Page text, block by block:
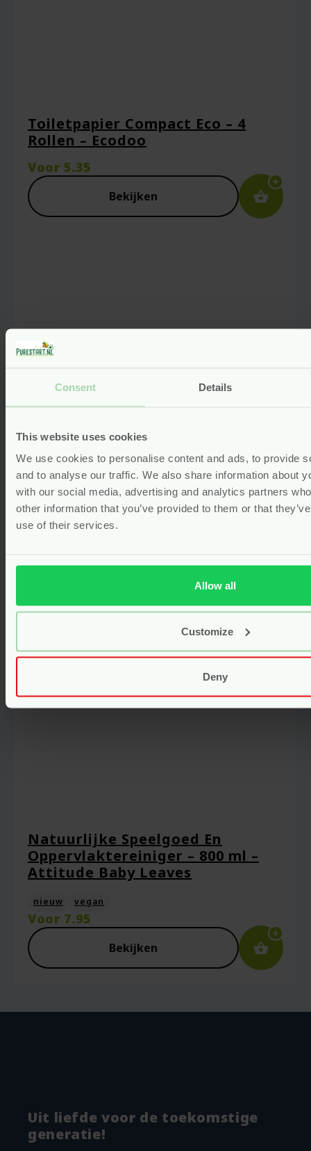
Consent Details
This website uses cookies
We use cookies to personalise content and ads, to provide
and to analyse our traffic. We also share information about
with our social media, advertising and analytics partners
other information that you’ve provided to them or that
use of their services.
Allow all
Customize
Deny
Toiletpapier Compact Eco – 4
Rollen – Ecodoo
Voor 5.35
Bekijken
Natuurlijke Speelgoed- en
Oppervlakte Reiniger – 500 ml –
Babyton
vegan
Natuurlijke Speelgoed En
Oppervlaktereiniger – 800 ml –
Attitude Baby Leaves
nieuw vegan
Voor 7.95
Bekijken
Uit liefde voor de toekomstige
generatie!